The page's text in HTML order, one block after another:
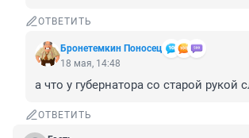
ОТВЕТИТЬ
Бронетемкин Поносец
18 мая, 14:48
а что у губернатора со старой рукой
ОТВЕТИТЬ